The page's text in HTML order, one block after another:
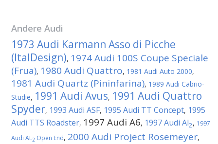
Andere Audi
1973 Audi Karmann Asso di Picche
(ItalDesign), 1974 Audi 100S Coupe Speciale
(Frua), 1980 Audi Quattro, 1981 Audi Auto 2000,
1981 Audi Quartz (Pininfarina), 1989 Audi Cabrio-
Studie, 1991 Audi Avus, 1991 Audi Quattro
Spyder, 1993 Audi ASF, 1995 Audi TT Concept, 1995
Audi TTS Roadster, 1997 Audi A6, 1997 Audi Al2, 1997
Audi AL2 Open End, 2000 Audi Project Rosemeyer,